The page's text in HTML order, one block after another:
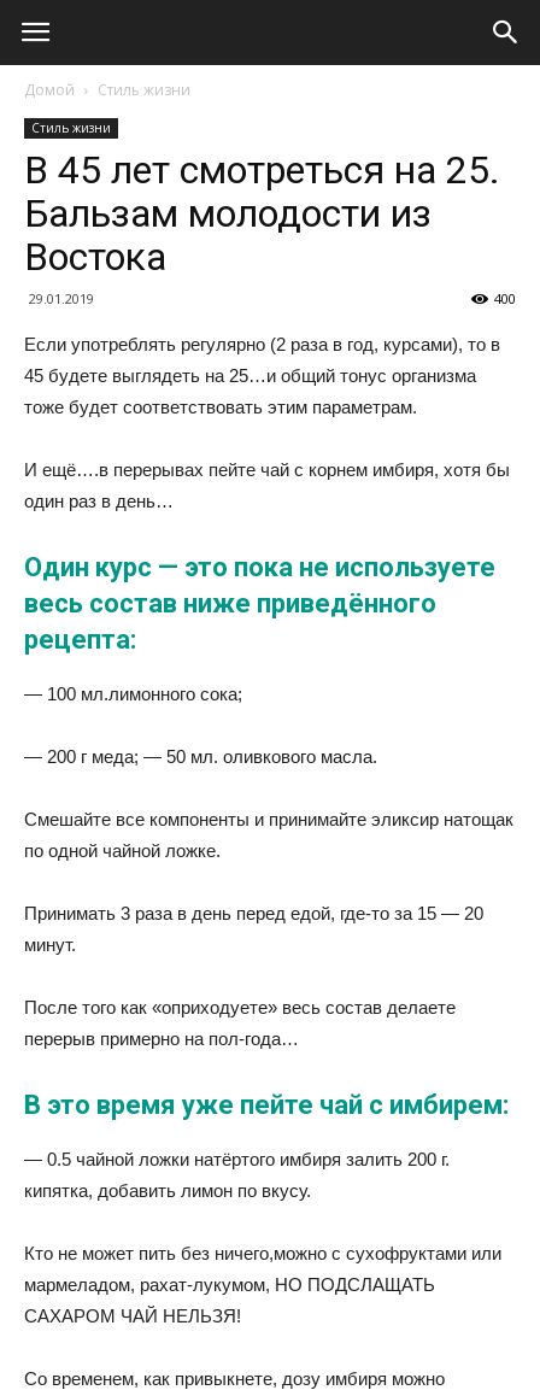
Домой Стиль жизни
Стиль жизни
В 45 лет смотреться на 25.
Бальзам молодости из
Востока
29.01.2019 400
Если употреблять регулярно (2 раза в год, курсами), то в
45 будете выглядеть на 25…и общий тонус организма
тоже будет соответствовать этим параметрам.
И ещё….в перерывах пейте чай с корнем имбиря, хотя бы
один раз в день…
Один курс — это пока не используете
весь состав ниже приведённого
рецепта:
— 100 мл.лимонного сока;
— 200 г меда; — 50 мл. оливкового масла.
Смешайте все компоненты и принимайте эликсир натощак
по одной чайной ложке.
Принимать 3 раза в день перед едой, где-то за 15 — 20
минут.
После того как «оприходуете» весь состав делаете
перерыв примерно на пол-года…
В это время уже пейте чай с имбирем:
— 0.5 чайной ложки натёртого имбиря залить 200 г.
кипятка, добавить лимон по вкусу.
Кто не может пить без ничего,можно с сухофруктами или
мармеладом, рахат-лукумом, НО ПОДСЛАЩАТЬ
САХАРОМ ЧАЙ НЕЛЬЗЯ!
Со временем, как привыкнете, дозу имбиря можно